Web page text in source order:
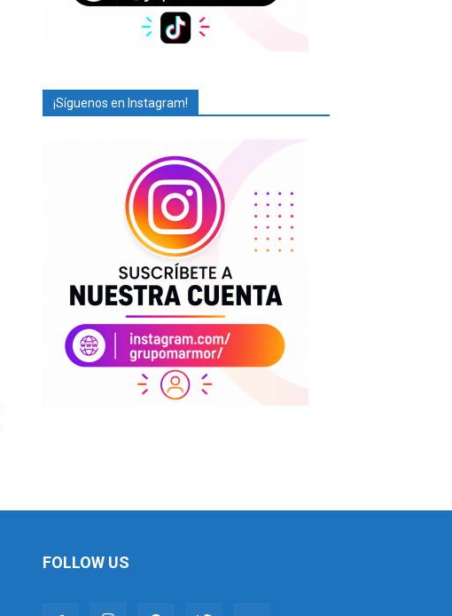
¡Síguenos en Instagram!
FOLLOW US